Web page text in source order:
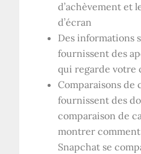
d’achèvement et
d’écran
Des informations
fournissent des
qui regarde votre
Comparaisons de
fournissent des
comparaison de
montrer
Snapchat se